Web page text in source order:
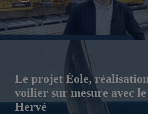
Le projet Éole,
voilier sur mesure avec
Hervé